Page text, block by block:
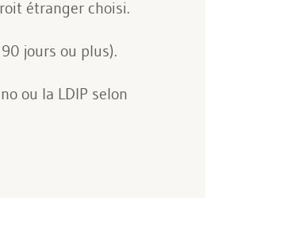
étranger choisi.
jours ou plus).
ou la LDIP selon